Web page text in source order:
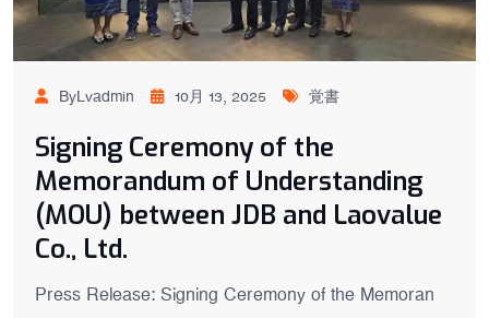
ByLvadmin 10月 13, 2025 覚書
Signing Ceremony of the
Memorandum of Understanding
(MOU) between JDB and Laovalue
Co., Ltd.
Press Release: Signing Ceremony of the Memoran